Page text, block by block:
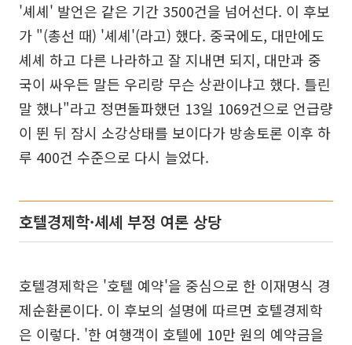
'셰셰' 발언은 같은 기간 3500건을 넘어선다. 이 후보
가 "(총선 때) '셰셰'(라고) 했다. 중국에도, 대만에도
셰셰 하고 다른 나라하고 잘 지내면 되지, 대만과 중
국이 싸우든 말든 우리랑 무슨 상관이냐고 했다. 틀린
말 했나"라고 정면돌파했던 13일 1069건으로 언급량
이 뛴 뒤 잠시 소강상태를 보이다가 방송토론 이후 하
루 400건 수준으로 다시 늘었다.
호텔경제학·셰셰 부정 여론 상당
호텔경제학은 '호텔 예약'을 중심으로 한 이재명식 경
제순환론이다. 이 후보의 설명에 따르면 호텔경제학
은 이렇다. '한 여행객이 호텔에 10만 원의 예약금을